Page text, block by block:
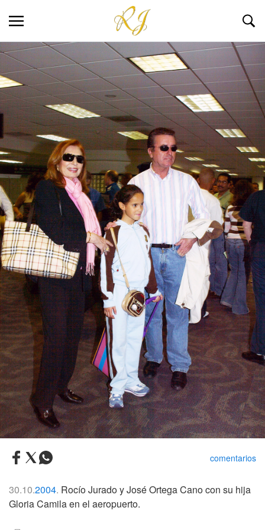
comentarios
30.10.2004. Rocío Jurado y José Ortega Cano con su hija
Gloria Camila en el aeropuerto.